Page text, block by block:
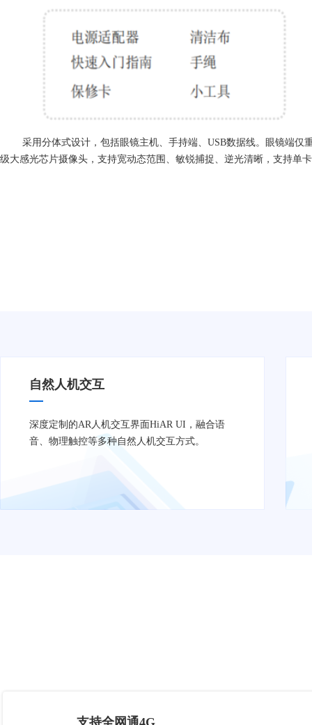
采用分体式设计，包括眼镜主机、手持端、USB数据线。眼镜端仅
级大感光芯片摄像头，支持宽动态范围、敏锐捕捉、逆光清晰，支持单
自然人机交互
深度定制的AR人机交互界面HiAR UI，融合语
音、物理触控等多种自然人机交互方式。